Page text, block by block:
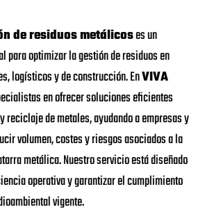
de residuos metálicoses un
para optimizar la gestión de residuos en
logísticos y de construcción. EnVIVA
en ofrecer soluciones eficientes
reciclaje de metales, ayudando a empresas y
volumen, costes y riesgos asociados a la
metálica. Nuestro servicio está diseñado
operativa y garantizar el cumplimiento
vigente.